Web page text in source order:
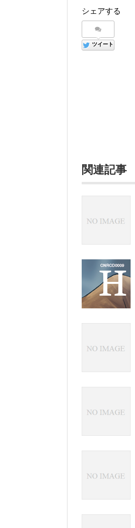
シェアする
ツイート
関連記事